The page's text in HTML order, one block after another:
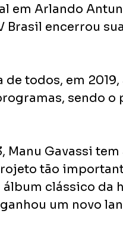
em Arlando
Brasil encerrou
de todos, em
sendo
Manu Gavassi
tão
álbum clássico
um novo